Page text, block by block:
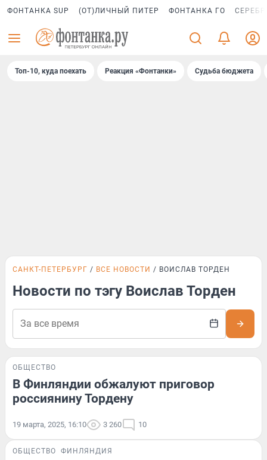
ФОНТАНКА SUP (ОТ)ЛИЧНЫЙ ПИТЕР ФОНТАНКА ГО
Топ-10, куда поехать Реакция «Фонтанки» Судьба бюджета
САНКТ-ПЕТЕРБУРГ ВСЕ НОВОСТИ ВОИСЛАВ ТОРДЕН
Новости по тэгу Воислав Торден
ОБЩЕСТВО
В Финляндии обжалуют приговор
россиянину Тордену
19 марта, 2025, 16:10 3 260 10
ОБЩЕСТВО ФИНЛЯНДИЯ